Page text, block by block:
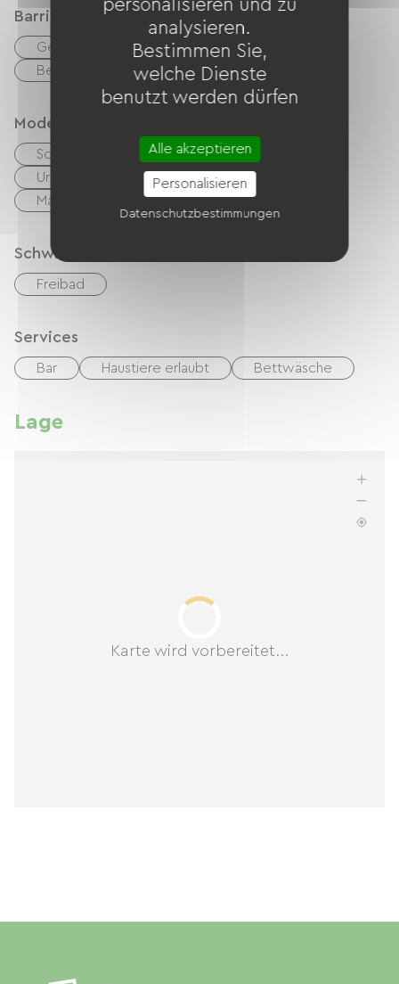
Barrierefreiheit
Geeignete Unterkunft
Behindertengerechte Toiletten
Modes de paiement
Schecks
Bargeld
Urlaubsgutscheine (ANCV)
Transfer
Mandat International
Schwimmbad
Freibad
Services
Bar Haustiere erlaubt Bettwäsche
Lage
Karte wird vorbereitet...
personalisieren und zu
analysieren.
Bestimmen Sie,
welche Dienste
benutzt werden dürfen
Alle akzeptieren
Personalisieren
Datenschutzbestimmungen